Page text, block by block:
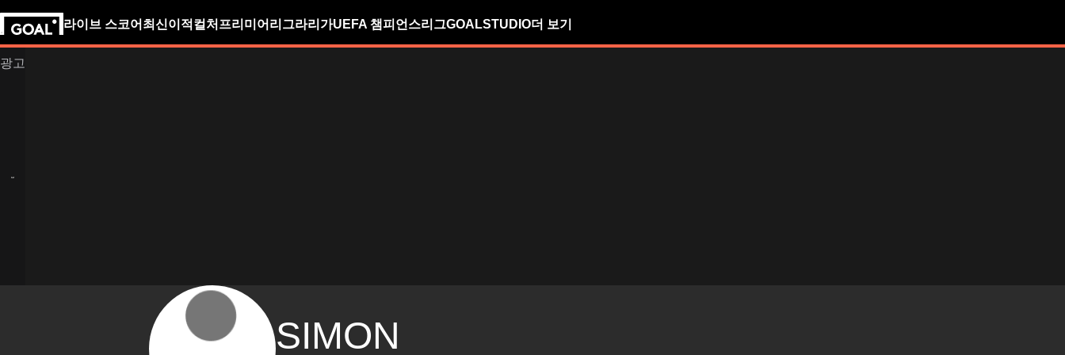
라이브 스코어 최신이적 컬처 프리미어리그라리가UEFA 챔피언스리그GOALSTUDIO더 보기
SIMON